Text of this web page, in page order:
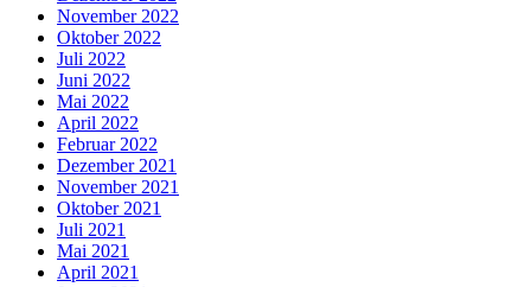
November 2022
Oktober 2022
Juli 2022
Juni 2022
Mai 2022
April 2022
Februar 2022
Dezember 2021
November 2021
Oktober 2021
Juli 2021
Mai 2021
April 2021